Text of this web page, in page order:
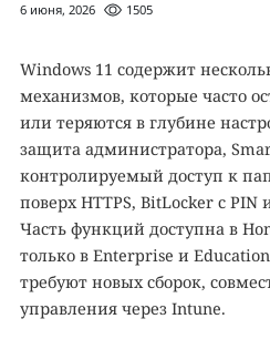
6 июня, 2026 1505
Windows 11 содержит
механизмов, которые часто
или теряются в глубине
защита администратора,
контролируемый доступ к
поверх HTTPS, BitLocker с PIN
Часть функций доступна в
только в Enterprise и
требуют новых сборок,
управления через Intune.